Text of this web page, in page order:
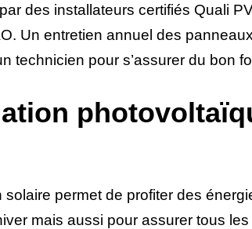
des installateurs certifiés Quali
Un entretien annuel des
technicien pour s’assurer du bon
solaire permet de profiter des
mais aussi pour assurer tous